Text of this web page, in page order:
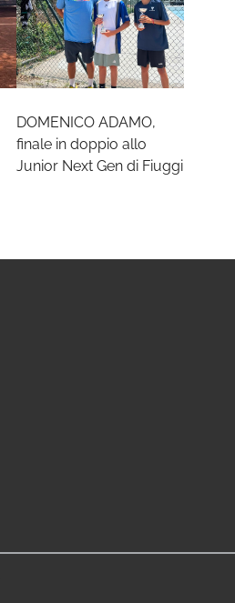
DOMENICO ADAMO,
finale in doppio allo
Junior Next Gen di Fiuggi